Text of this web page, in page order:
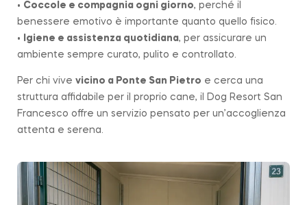
• Coccole e compagnia ogni giorno, perché il
benessere emotivo è importante quanto quello fisico.
•
Igiene e assistenza quotidiana, per assicurare un
ambiente sempre curato, pulito e controllato.
Per chi vive vicino a Ponte San Pietro e cerca una
struttura affidabile per il proprio cane, il Dog Resort San
Francesco offre un servizio pensato per un’accoglienza
attenta e serena.